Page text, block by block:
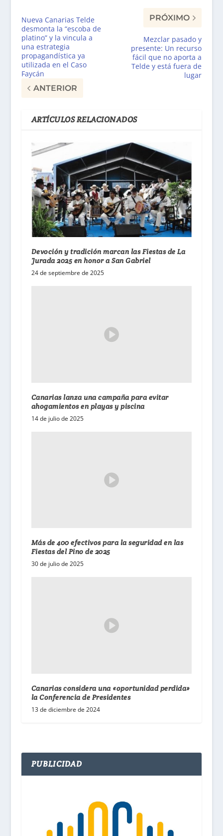
Nueva Canarias Telde
desmonta la “escoba de
platino” y la vincula a
una estrategia
propagandística ya
utilizada en el Caso
Faycán
ANTERIOR
PRÓXIMO
Mezclar pasado y
presente: Un recurso
fácil que no aporta a
Telde y está fuera de
lugar
ARTÍCULOS RELACIONADOS
Devoción y tradición marcan las Fiestas de La
Jurada 2025 en honor a San Gabriel
24 de septiembre de 2025
Canarias lanza una campaña para evitar
ahogamientos en playas y piscina
14 de julio de 2025
Más de 400 efectivos para la seguridad en las
Fiestas del Pino de 2025
30 de julio de 2025
Canarias considera una «oportunidad perdida»
la Conferencia de Presidentes
13 de diciembre de 2024
PUBLICIDAD